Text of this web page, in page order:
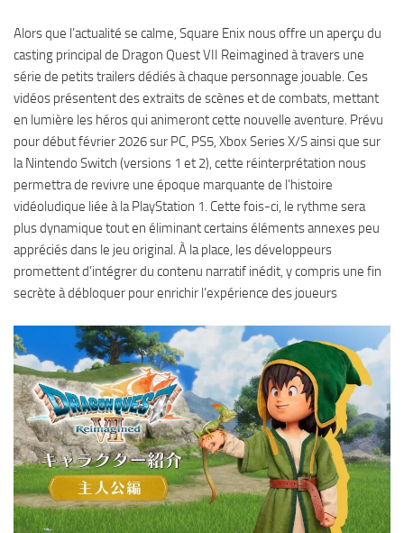
Alors que l’actualité se calme, Square Enix nous offre un aperçu du
casting principal de Dragon Quest VII Reimagined à travers une
série de petits trailers dédiés à chaque personnage jouable. Ces
vidéos présentent des extraits de scènes et de combats, mettant
en lumière les héros qui animeront cette nouvelle aventure. Prévu
pour début février 2026 sur PC, PS5, Xbox Series X/S ainsi que sur
la Nintendo Switch (versions 1 et 2), cette réinterprétation nous
permettra de revivre une époque marquante de l’histoire
vidéoludique liée à la PlayStation 1. Cette fois-ci, le rythme sera
plus dynamique tout en éliminant certains éléments annexes peu
appréciés dans le jeu original. À la place, les développeurs
promettent d’intégrer du contenu narratif inédit, y compris une fin
secrète à débloquer pour enrichir l’expérience des joueurs